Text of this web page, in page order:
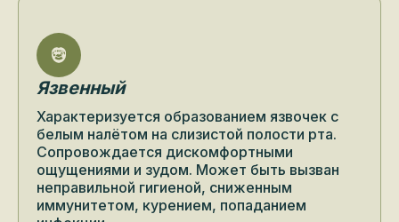
Язвенный
Характеризуется образованием язвочек с
белым налётом на слизистой полости рта.
Сопровождается дискомфортными
ощущениями и зудом. Может быть вызван
неправильной гигиеной, сниженным
иммунитетом, курением, попаданием